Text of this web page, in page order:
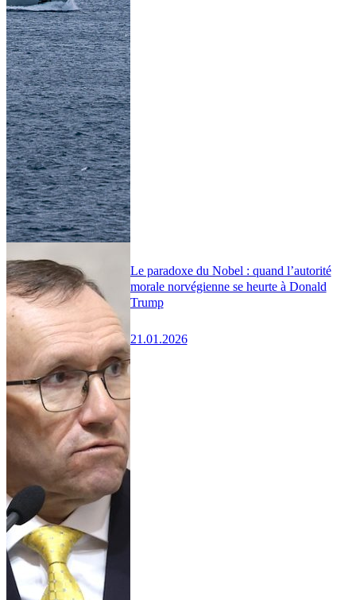
Le paradoxe du Nobel : quand l’autorité
morale norvégienne se heurte à Donald
Trump
21.01.2026